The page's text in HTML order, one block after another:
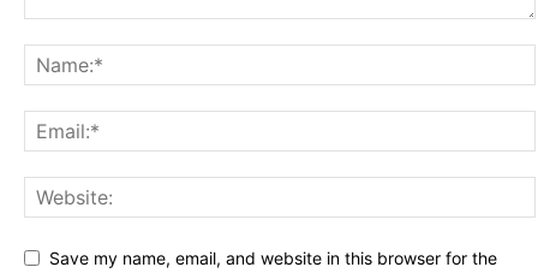
Save my name, email, and website in this browser for the